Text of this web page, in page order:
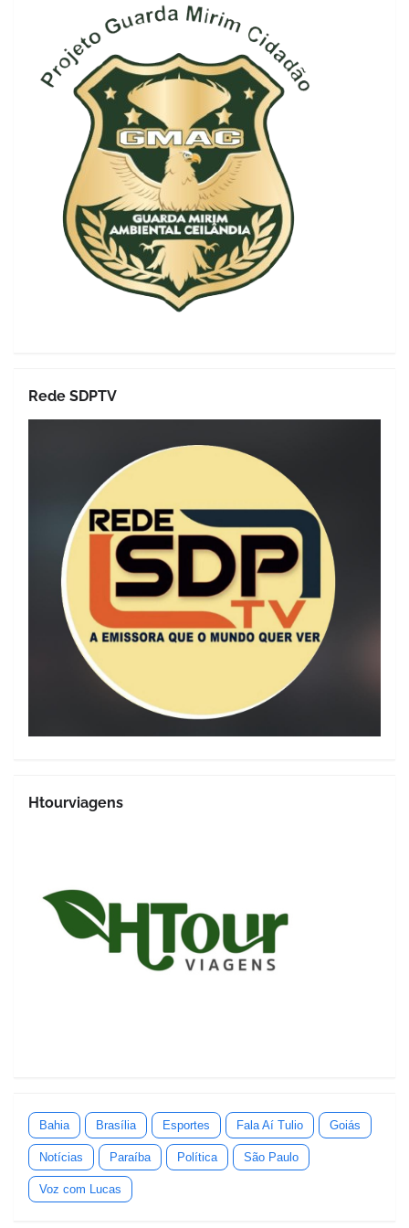
Rede SDPTV
Htourviagens
Bahia Brasília Esportes Fala Aí Tulio Goiás
Notícias Paraíba Política São Paulo
Voz com Lucas